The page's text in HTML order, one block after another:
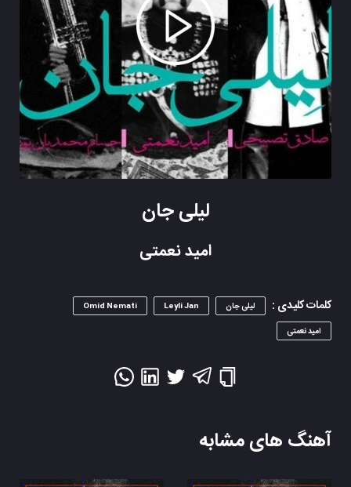
لیلی جان
امید نعمتی
کلمات کلیدی : لیلی جان Leyli Jan
Omid Nemati
امید نعمتی
آهنگ های مشابه